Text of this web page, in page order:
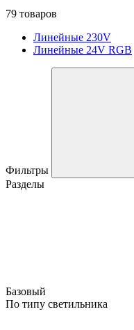
79 товаров
Линейные 230V
Линейные 24V RGB
Фильтры
Разделы
Базовый
По типу светильника